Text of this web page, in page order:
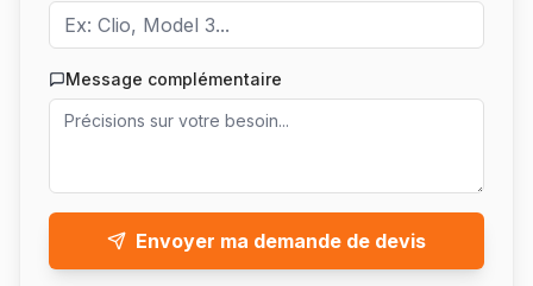
Message complémentaire
Envoyer ma demande de devis